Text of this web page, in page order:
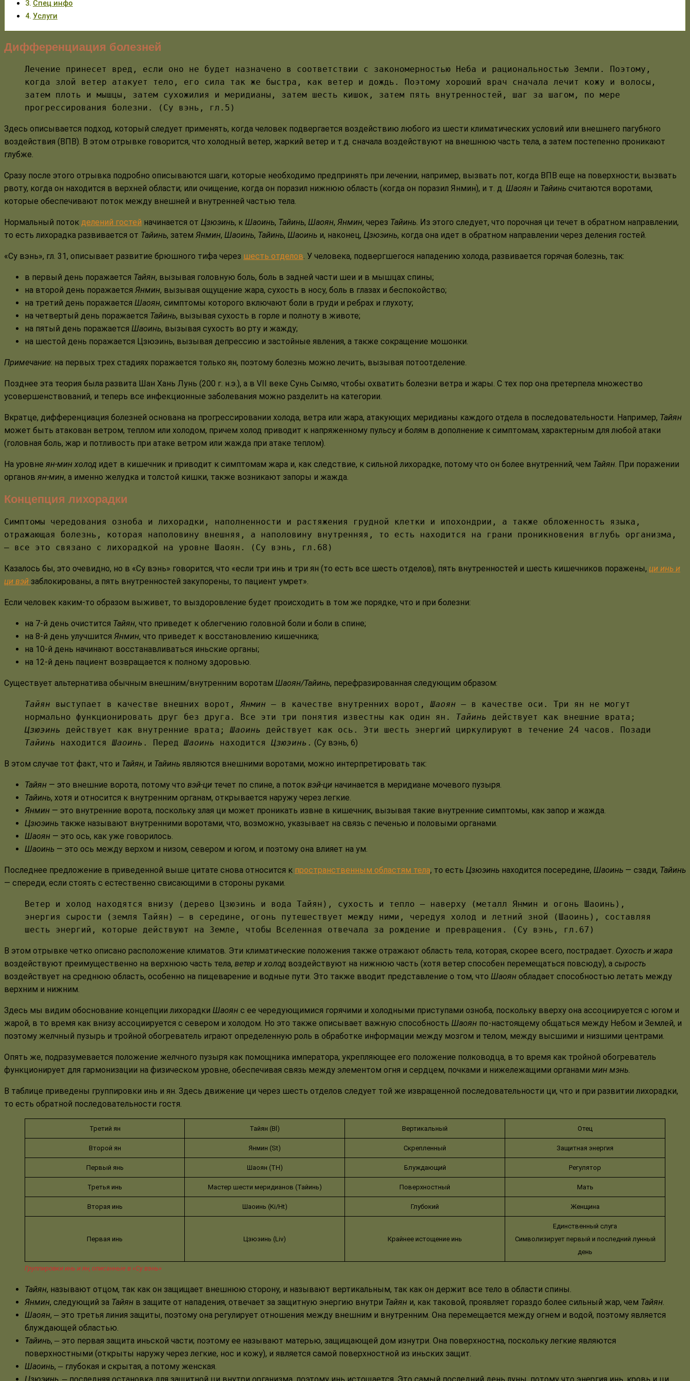
Спец инфо
Услуги
Дифференциация болезней
Лечение принесет вред, если оно не будет назначено в соответствии с закономерностью Неба и рациональностью Земли. Поэтому,
когда злой ветер атакует тело, его сила так же быстра, как ветер и дождь. Поэтому хороший врач сначала лечит кожу и волосы,
затем плоть и мышцы, затем сухожилия и меридианы, затем шесть кишок, затем пять внутренностей, шаг за шагом, по мере
прогрессирования болезни. (Су вэнь, гл.5)
Здесь описывается подход, который следует применять, когда человек подвергается воздействию любого из шести климатических условий или внешнего пагубного
воздействия (ВПВ). В этом отрывке говорится, что холодный ветер, жаркий ветер и т.д. сначала воздействуют на внешнюю часть тела, а затем постепенно проникают
глубже.
Сразу после этого отрывка подробно описываются шаги, которые необходимо предпринять при лечении, например, вызвать пот, когда ВПВ еще на поверхности; вызвать
рвоту, когда он находится в верхней области; или очищение, когда он поразил нижнюю область (когда он поразил Янмин), и т. д. Шаоян и Тайинь считаются воротами,
которые обеспечивают поток между внешней и внутренней частью тела.
Нормальный поток делений гостей начинается от Цзюэинь, к Шаоинь, Тайинь, Шаоян, Янмин, через Тайинь. Из этого следует, что порочная ци течет в обратном направлении,
то есть лихорадка развивается от Тайинь, затем Янмин, Шаоинь, Тайинь, Шаоинь и, наконец, Цзюэинь, когда она идет в обратном направлении через деления гостей.
«Су вэнь», гл. 31, описывает развитие брюшного тифа через шесть отделов. У человека, подвергшегося нападению холода, развивается горячая болезнь, так:
в первый день поражается Тайян, вызывая головную боль, боль в задней части шеи и в мышцах спины;
на второй день поражается Янмин, вызывая ощущение жара, сухость в носу, боль в глазах и беспокойство;
на третий день поражается Шаоян, симптомы которого включают боли в груди и ребрах и глухоту;
на четвертый день поражается Тайинь, вызывая сухость в горле и полноту в животе;
на пятый день поражается Шаоинь, вызывая сухость во рту и жажду;
на шестой день поражается Цзюэинь, вызывая депрессию и застойные явления, а также сокращение мошонки.
Примечание: на первых трех стадиях поражается только ян, поэтому болезнь можно лечить, вызывая потоотделение.
Позднее эта теория была развита Шан Хань Лунь (200 г. н.э.), а в VII веке Сунь Сымяо, чтобы охватить болезни ветра и жары. С тех пор она претерпела множество
усовершенствований, и теперь все инфекционные заболевания можно разделить на категории.
Вкратце, дифференциация болезней основана на прогрессировании холода, ветра или жара, атакующих меридианы каждого отдела в последовательности. Например, Тайян
может быть атакован ветром, теплом или холодом, причем холод приводит к напряженному пульсу и болям в дополнение к симптомам, характерным для любой атаки
(головная боль, жар и потливость при атаке ветром или жажда при атаке теплом).
На уровне ян-мин холод идет в кишечник и приводит к симптомам жара и, как следствие, к сильной лихорадке, потому что он более внутренний, чем Тайян. При поражении
органов ян-мин, а именно желудка и толстой кишки, также возникают запоры и жажда.
Концепция лихорадки
Симптомы чередования озноба и лихорадки, наполненности и растяжения грудной клетки и ипохондрии, а также обложенность языка,
отражающая болезнь, которая наполовину внешняя, а наполовину внутренняя, то есть находится на грани проникновения вглубь организма,
— все это связано с лихорадкой на уровне Шаоян. (Су вэнь, гл.68)
Казалось бы, это очевидно, но в «Су вэнь» говорится, что «если три инь и три ян (то есть все шесть отделов), пять внутренностей и шесть кишечников поражены, ци инь и
ци вэй заблокированы, а пять внутренностей закупорены, то пациент умрет».
Если человек каким-то образом выживет, то выздоровление будет происходить в том же порядке, что и при болезни:
на 7-й день очистится Тайян, что приведет к облегчению головной боли и боли в спине;
на 8-й день улучшится Янмин, что приведет к восстановлению кишечника;
на 10-й день начинают восстанавливаться иньские органы;
на 12-й день пациент возвращается к полному здоровью.
Существует альтернатива обычным внешним/внутренним воротам Шаоян/Тайинь, перефразированная следующим образом:
Тайян выступает в качестве внешних ворот, Янмин — в качестве внутренних ворот, Шаоян — в качестве оси. Три ян не могут
нормально функционировать друг без друга. Все эти три понятия известны как один ян. Тайинь
действует как внешние врата;
Цзюэинь
действует как внутренние врата; Шаоинь
действует как ось. Эти шесть энергий циркулируют в течение 24 часов. Позади
Тайинь
находится Шаоинь . Перед Шаоинь находится Цзюэинь . (Су вэнь, 6)
В этом случае тот факт, что и Тайян, и Тайинь являются внешними воротами, можно интерпретировать так:
Тайян — это внешние ворота, потому что вэй-ци течет по спине, а поток вэй-ци начинается в меридиане мочевого пузыря.
Тайинь, хотя и относится к внутренним органам, открывается наружу через легкие.
Янмин — это внутренние ворота, поскольку злая ци может проникать извне в кишечник, вызывая такие внутренние симптомы, как запор и жажда.
Цзюэинь также называют внутренними воротами, что, возможно, указывает на связь с печенью и половыми органами.
Шаоян — это ось, как уже говорилось.
Шаоинь — это ось между верхом и низом, севером и югом, и поэтому она влияет на ум.
Последнее предложение в приведенной выше цитате снова относится к пространственным областям тела, то есть Цзюэинь находится посередине, Шаоинь — сзади, Тайинь
— спереди, если стоять с естественно свисающими в стороны руками.
Ветер и холод находятся внизу (дерево Цзюэинь и вода Тайян), сухость и тепло — наверху (металл Янмин и огонь Шаоинь),
энергия сырости (земля Тайян) — в середине, огонь путешествует между ними, чередуя холод и летний зной (Шаоинь), составляя
шесть энергий, которые действуют на Земле, чтобы Вселенная отвечала за рождение и превращения. (Су вэнь, гл.67)
В этом отрывке четко описано расположение климатов. Эти климатические положения также отражают область тела, которая, скорее всего, пострадает. Сухость и жара
воздействуют преимущественно на верхнюю часть тела, ветер и холод воздействуют на нижнюю часть (хотя ветер способен перемещаться повсюду), а сырость
воздействует на среднюю область, особенно на пищеварение и водные пути. Это также вводит представление о том, что Шаоян обладает способностью летать между
верхним и нижним.
Здесь мы видим обоснование концепции лихорадки Шаоян с ее чередующимися горячими и холодными приступами озноба, поскольку вверху она ассоциируется с югом и
жарой, в то время как внизу ассоциируется с севером и холодом. Но это также описывает важную способность Шаоян по-настоящему общаться между Небом и Землей, и
поэтому желчный пузырь и тройной обогреватель играют определенную роль в обработке информации между мозгом и телом, между высшими и низшими центрами.
Опять же, подразумевается положение желчного пузыря как помощника императора, укрепляющее его положение полководца, в то время как тройной обогреватель
функционирует для гармонизации на физическом уровне, обеспечивая связь между элементом огня и сердцем, почками и нижележащими органами мин мэнь
В таблице приведены группировки инь и ян. Здесь движение ци через шесть отделов следует той же извращенной последовательности ци, что и при развитии лихорадки,
то есть обратной последовательности гостя.
Третий ян Тайян (Bl) Вертикальный Отец
Второй ян Янмин (St) Скрепленный Защитная энергия
Первый янь Шаоян (TH) Блуждающий Регулятор
Третья инь Мастер шести меридианов (Тайинь) Поверхностный Мать
Вторая инь Шаоинь (Ki/Ht) Глубокий Женщина
Первая инь Цзюэинь (Liv) Крайнее истощение инь
Единственный слуга
Символизирует первый и последний лунный
день
Группировки инь и ян, описанные в «Су вэнь»
Тайян, называют отцом, так как он защищает внешнюю сторону, и называют вертикальным, так как он держит все тело в области спины.
Янмин, следующий за Тайян в защите от нападения, отвечает за защитную энергию внутри Тайян и, как таковой, проявляет гораздо более сильный жар, чем Тайян
Шаоян, — это третья линия защиты, поэтому она регулирует отношения между внешним и внутренним. Она перемещается между огнем и водой, поэтому является
блуждающей областью.
Тайинь, — это первая защита иньской части; поэтому ее называют матерью, защищающей дом изнутри. Она поверхностна, поскольку легкие являются
поверхностными (открыты наружу через легкие, нос и кожу), и является самой поверхностной из иньских защит.
Шаоинь, — глубокая и скрытая, а потому женская.
Цзюэинь — последняя остановка для защитной ци внутри организма, поэтому инь истощается. Это самый последний день луны, потому что энергия инь, кровь и ци